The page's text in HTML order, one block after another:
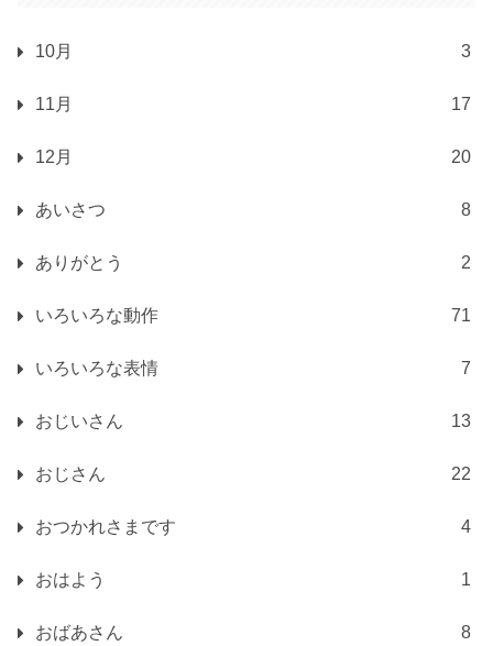
10月 3
11月 17
12月 20
あいさつ 8
ありがとう 2
いろいろな動作 71
いろいろな表情 7
おじいさん 13
おじさん 22
おつかれさまです 4
おはよう 1
おばあさん 8